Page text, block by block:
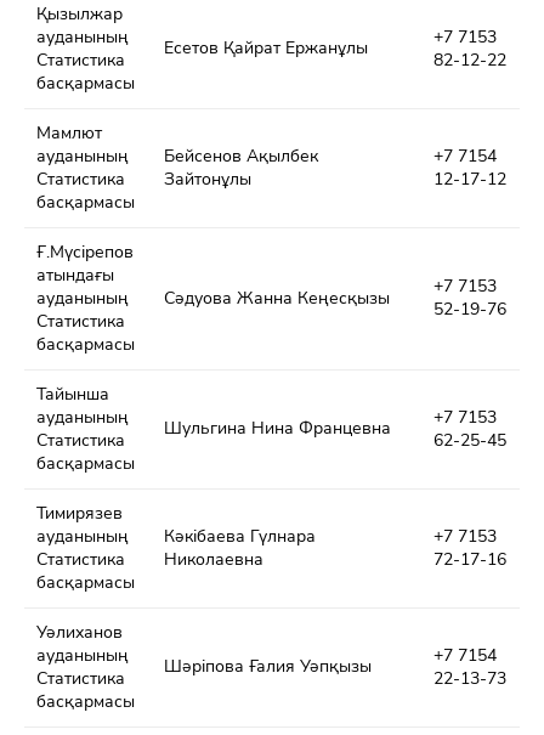
Қызылжар
ауданының
Статистика
басқармасы
Есетов Қайрат Ержанұлы
+7 7153
82-12-22
Мамлют
ауданының
Статистика
басқармасы
Бейсенов Ақылбек
Зайтонұлы
+7 7154
12-17-12
Ғ.Мүсірепов
атындағы
ауданының
Статистика
басқармасы
Сәдуова Жанна Кеңесқызы
+7 7153
52-19-76
Тайынша
ауданының
Статистика
басқармасы
Шульгина Нина Францевна
+7 7153
62-25-45
Тимирязев
ауданының
Статистика
басқармасы
Кәкібаева Гүлнара
Николаевна
+7 7153
72-17-16
Уәлиханов
ауданының
Статистика
басқармасы
Шәріпова Ғалия Уәпқызы
+7 7154
22-13-73